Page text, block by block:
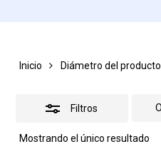
Inicio Diámetro del producto
Filtros
Mostrando el único resultado